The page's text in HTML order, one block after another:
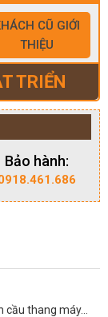
CŨ GIỚI
THIỆU
TRIỂN
Bảo hành:
thang máy…